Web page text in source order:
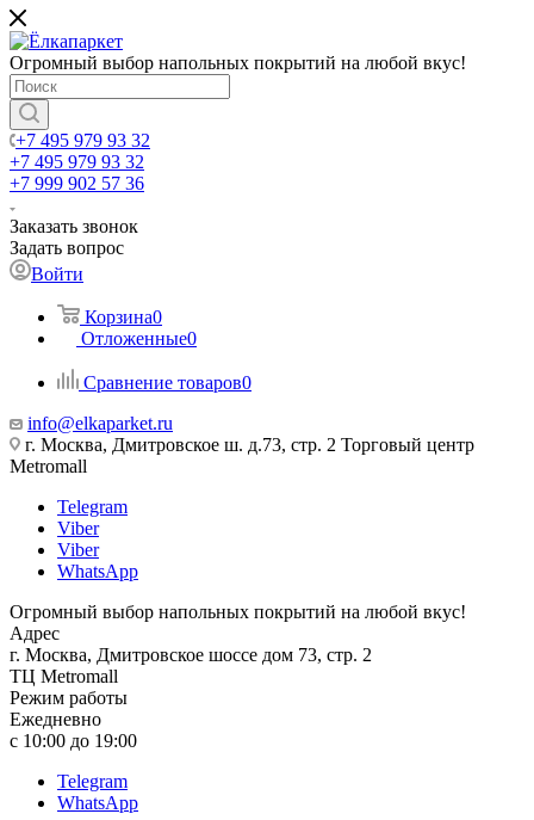
Огромный выбор напольных покрытий на любой вкус!
+7 495 979 93 32
+7 495 979 93 32
+7 999 902 57 36
Заказать звонок
Задать вопрос
Войти
Корзина0
Отложенные0
Сравнение товаров0
info@elkaparket.ru
г. Москва, Дмитровское ш. д.73, стр. 2 Торговый центр
Metromall
Telegram
Viber
Viber
WhatsApp
Огромный выбор напольных покрытий на любой вкус!
Адрес
г. Москва, Дмитровское шоссе дом 73, стр. 2
ТЦ Metromall
Режим работы
Ежедневно
с 10:00 до 19:00
Telegram
WhatsApp